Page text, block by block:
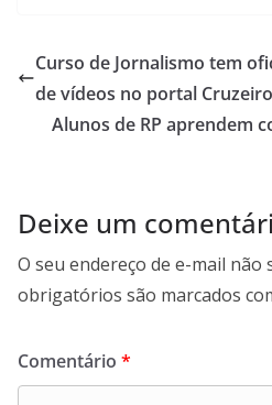
Curso de Jornalismo tem
de vídeos no portal
Alunos de RP aprendem
Deixe um
O seu endereço de e-mail não
obrigatórios são marcados
Comentário *